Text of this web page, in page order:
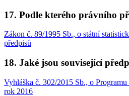
17. Podle kterého právního
Zákon č. 89/1995 Sb., o státní
předpisů
18. Jaké jsou související
Vyhláška č. 302/2015 Sb., o
rok 2016